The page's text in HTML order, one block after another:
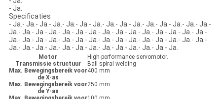
- Ja.
Specificaties
- Ja.- Ja.- Ja.- Ja.- Ja.- Ja.- Ja.- Ja.- Ja.- Ja.- Ja.- Ja.- Ja.- Ja.- Ja.-
Ja.- Ja.- Ja.- Ja.- Ja.- Ja.- Ja.- Ja.- Ja.- Ja.- Ja.- Ja.- Ja.- Ja.- Ja.-
Ja.- Ja.- Ja.- Ja.- Ja.- Ja.- Ja.- Ja.- Ja.- Ja.- Ja.- Ja.- Ja.- Ja.- Ja.-
Ja.- Ja.- Ja.- Ja.- Ja.- Ja.- Ja.- Ja.- Ja.- Ja.- Ja.- Ja.- Ja.
Motor
High-performance servomotor.
Transmissie structuur
Ball spiral welding
Max. Bewegingsbereik voor
de X-as
400 mm
Max. Bewegingsbereik voor
de Y-as
250 mm